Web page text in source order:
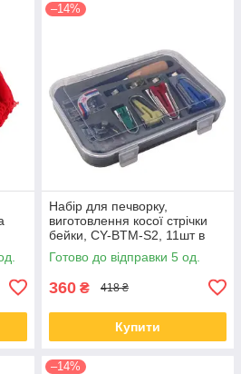
–14%
Набір для печворку,
виготовлення косої стрічки
бейки, CY-BTM-S2, 11шт в
кейсі
Готово до відправки 5 од.
360 ₴ 418 ₴
Купити
–14%